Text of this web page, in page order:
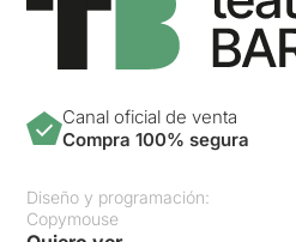
Canal oficial de venta
Compra 100% segura
Diseño y programación:
Copymouse